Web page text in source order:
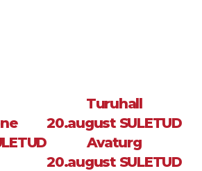
Turuhall
20.august SULETUD
Avaturg
20.august SULETUD